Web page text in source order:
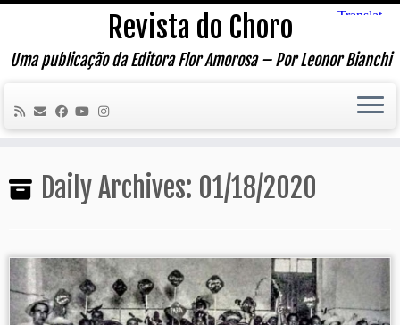
Skip
content
Revista do Choro
Uma publicação da Editora Flor Amorosa – Por Leonor Bianchi
Daily Archives: 01/18/2020